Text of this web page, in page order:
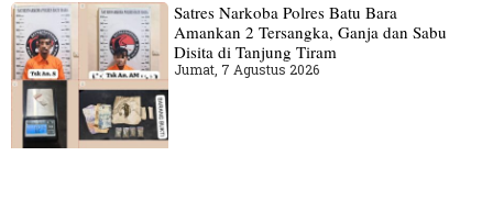
Satres Narkoba Polres Batu Bara
Amankan 2 Tersangka, Ganja dan Sabu
Disita di Tanjung Tiram
Jumat, 7 Agustus 2026